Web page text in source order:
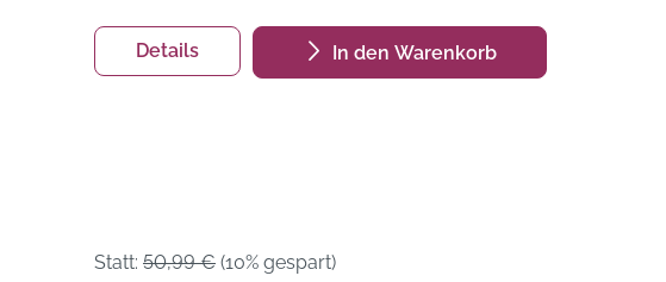
Details In den Warenkorb
Statt: 50,99 € (10% gespart)